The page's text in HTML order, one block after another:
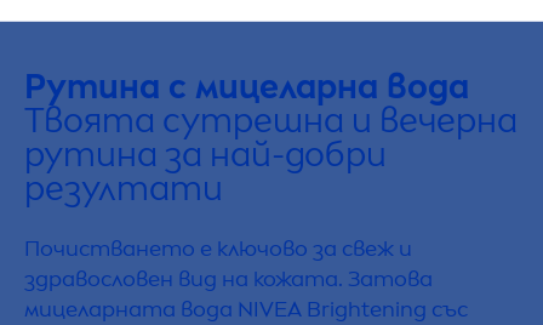
Рутина с мицеларна вода
Твоята сутрешна и вечерна
рутина за най-добри
резултати
Почистването е ключово за свеж и
здравословен вид на кожата. Затова
мицеларната вода NIVEA Brightening със